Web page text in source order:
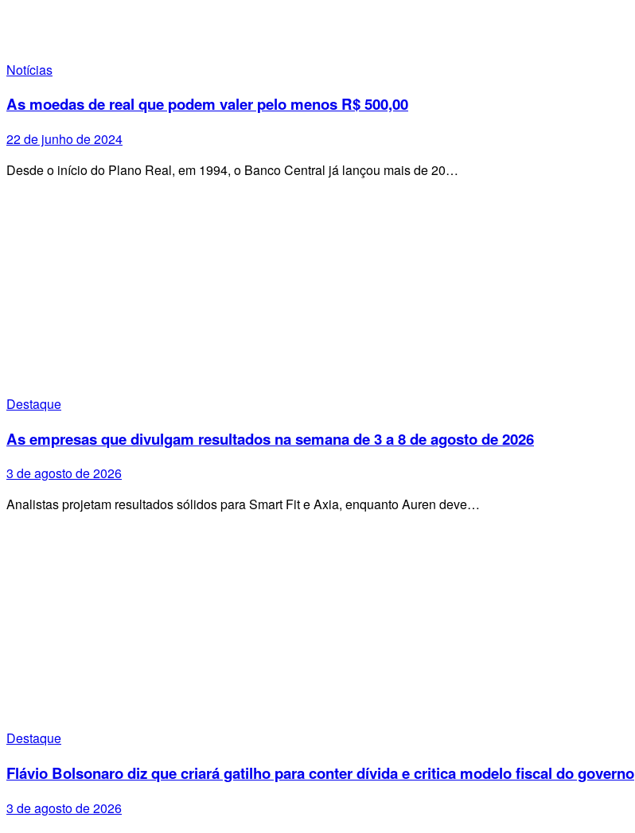
Notícias
As moedas de real que podem valer pelo menos R$ 500,00
22 de junho de 2024
Desde o início do Plano Real, em 1994, o Banco Central já lançou mais de 20…
Destaque
As empresas que divulgam resultados na semana de 3 a 8 de agosto de 2026
3 de agosto de 2026
Analistas projetam resultados sólidos para Smart Fit e Axia, enquanto Auren deve…
Destaque
Flávio Bolsonaro diz que criará gatilho para conter dívida e critica modelo fiscal do governo
3 de agosto de 2026